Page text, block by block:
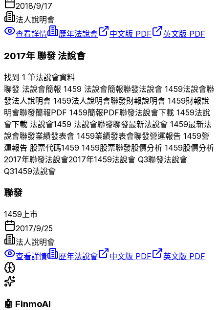
2018/9/17
法人說明會
查看詳情
歷年法說會 中文版 PDF 英文版 PDF
2017年聯發法說會
找到 1 筆法說會資料
聯發 法說會簡報 1459 法說會簡報聯發法說會 1459法說會聯
發法人說明會 1459法人說明會聯發財報說明會 1459財報說
明會聯發簡報PDF 1459簡報PDF聯發法說會下載 1459法說
會下載 法說會1459 法說會聯發聯發最新法說會 1459最新法
說會聯發業績發表會 1459業績發表會聯發營運報告 1459營
運報告 股票代碼1459 1459股票聯發股價分析 1459股價分析
2017年聯發法說會2017年1459法說會 Q3聯發法說會
Q31459法說會
聯發
1459上市
2017/9/25
法人說明會
查看詳情
歷年法說會 中文版 PDF 英文版 PDF
🤖 FinmoAI